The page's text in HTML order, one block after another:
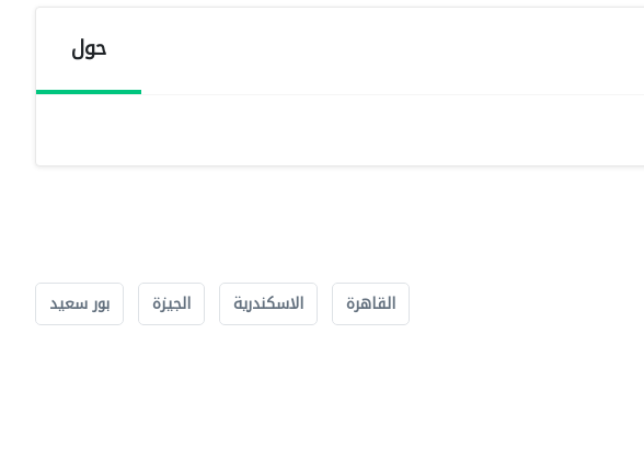
حول
القاهرة الاسكندرية الجيزة بور سعيد